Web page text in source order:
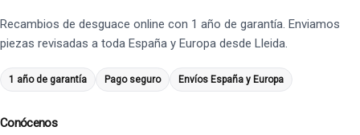
Recambios de desguace online con 1 año de garantía. Enviamos
piezas revisadas a toda España y Europa desde Lleida.
1 año de garantía Pago seguro Envíos España y Europa
Conócenos